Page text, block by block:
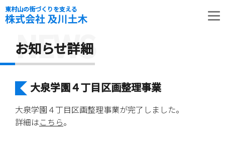
東村山の街づくりを支える
NEWS
お知らせ詳細
大泉学園４丁目区画整理事業
大泉学園４丁目区画整理事業が完了しました。
詳細はこちら。